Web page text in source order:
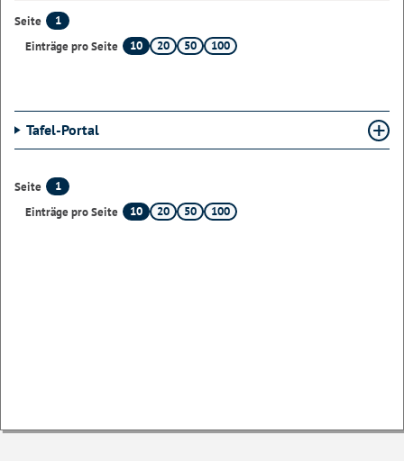
Seite
1
Einträge pro Seite
10 20 50 100
Tafel-Portal
Seite
1
Einträge pro Seite
10 20 50 100